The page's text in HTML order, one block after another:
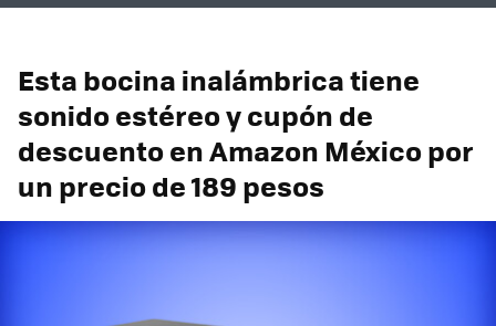
Esta bocina inalámbrica tiene
sonido estéreo y cupón de
descuento en Amazon México por
un precio de 189 pesos